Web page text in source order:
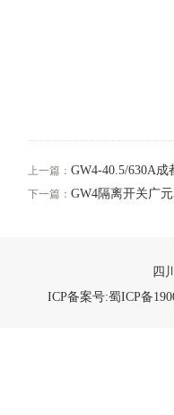
上一篇： GW4-40.5/630A
下一篇： GW4隔离开关广
四
ICP备案号:蜀ICP备